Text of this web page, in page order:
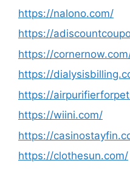
https://nalono.com/
https://
https://
https://
https://
https://wiini.com/
https://
https://clothesun.com/